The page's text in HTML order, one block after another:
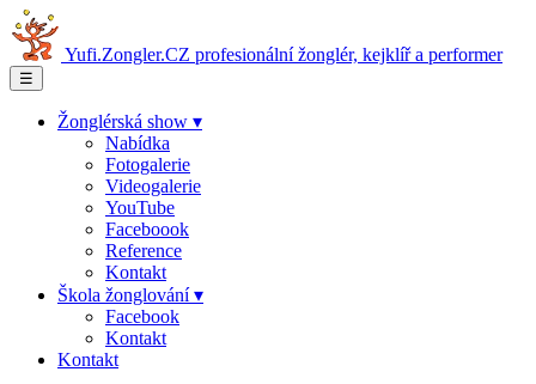
Yufi.Zongler.CZ profesionální žonglér, kejklíř a performer
☰
Žonglérská show ▾
Nabídka
Fotogalerie
Videogalerie
YouTube
Faceboook
Reference
Kontakt
Škola žonglování ▾
Facebook
Kontakt
Kontakt